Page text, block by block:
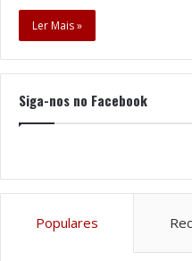
Ler Mais »
Siga-nos no Facebook
Populares